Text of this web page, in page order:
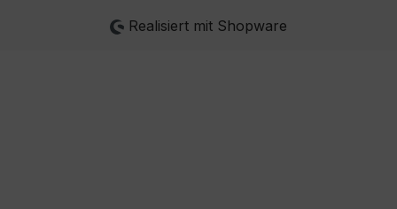
Realisiert mit Shopware